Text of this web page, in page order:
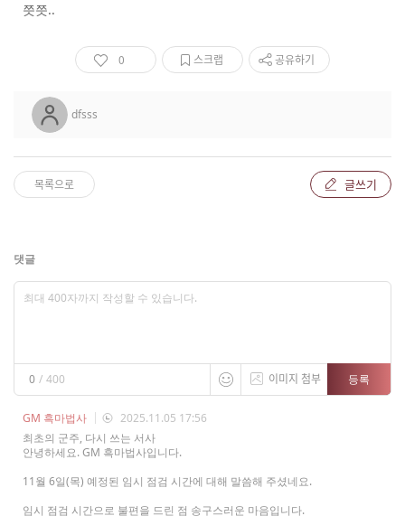
쯧쯧..
0 스크랩 공유하기
dfsss
목록으로 글쓰기
댓글
0 / 400 이미지 첨부 등록
GM 흑마법사
2025.11.05 17:56
최초의 군주, 다시 쓰는 서사
안녕하세요. GM 흑마법사입니다.
11월 6일(목) 예정된 임시 점검 시간에 대해 말씀해 주셨네요.
임시 점검 시간으로 불편을 드린 점 송구스러운 마음입니다.